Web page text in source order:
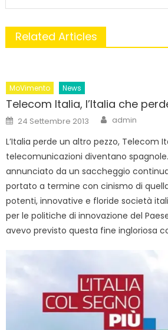
Related Articles
MoVimento News
Telecom Italia, l’Italia che
Posted
on
24 Settembre 2013 Author
admin
L’Italia perde un altro pezzo, Telecom
telecomunicazioni diventano
annunciato da un saccheggio
portato a termine con cinismo di
potenti, innovative e floride società
per le politiche di innovazione del
avevo previsto questa fine ingloriosa